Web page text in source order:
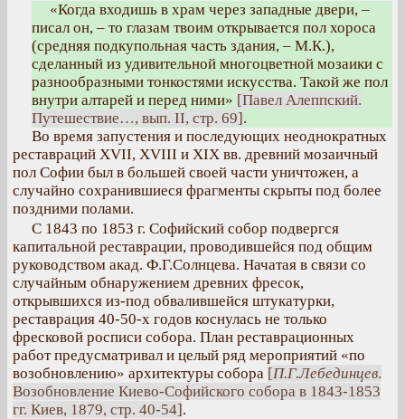
«Когда входишь в храм через западные двери, –
писал он, – то глазам твоим открывается пол хороса
(средняя подкупольная часть здания, – М.К.),
сделанный из удивительной многоцветной мозаики с
разнообразными тонкостями искусства. Такой же пол
внутри алтарей и перед ними» [Павел Алеппский.
Путешествие…, вып. II, стр. 69].
Во время запустения и последующих неоднократных
реставраций XVII, XVIII и XIX вв. древний мозаичный
пол Софии был в большей своей части уничтожен, а
случайно сохранившиеся фрагменты скрыты под более
поздними полами.
С 1843 по 1853 г. Софийский собор подвергся
капитальной реставрации, проводившейся под общим
руководством акад. Ф.Г.Солнцева. Начатая в связи со
случайным обнаружением древних фресок,
открывшихся из-под обвалившейся штукатурки,
реставрация 40-50-х годов коснулась не только
фресковой росписи собора. План реставрационных
работ предусматривал и целый ряд мероприятий «по
возобновлению» архитектуры собора [П.Г.Лебединцев.
Возобновление Киево-Софийского собора в 1843-1853
гг. Киев, 1879, стр. 40-54].